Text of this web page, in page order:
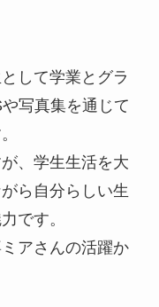
して学業とグラ
写真集を通じて
、学生生活を大
ら自分らしい生
です。
アさんの活躍か